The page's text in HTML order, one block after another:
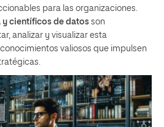
para las organizaciones.
y científicos de datos son
analizar y visualizar esta
valiosos que impulsen